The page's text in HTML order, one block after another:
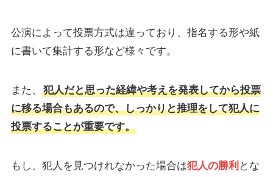
公演によって投票方式は違っており、指名する形や紙
に書いて集計する形など様々です。
また、
犯人だと思った経緯や考えを発表してから投票
に移る場合もあるので、しっかりと推理をして犯人に
投票することが重要です。
もし、犯人を見つけれなかった場合は犯人の勝利 とな